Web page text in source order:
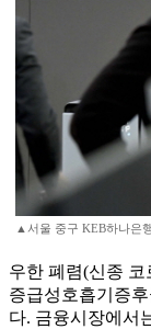
▲서울 중구 KEB하나은
우한 폐렴(신종
증급성호흡기증
다. 금융시장에서